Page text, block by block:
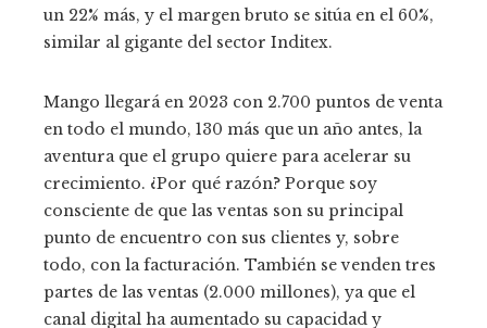
un 22% más, y el margen bruto se sitúa en el 60%,
similar al gigante del sector Inditex.
Mango llegará en 2023 con 2.700 puntos de venta
en todo el mundo, 130 más que un año antes, la
aventura que el grupo quiere para acelerar su
crecimiento. ¿Por qué razón? Porque soy
consciente de que las ventas son su principal
punto de encuentro con sus clientes y, sobre
todo, con la facturación. También se venden tres
partes de las ventas (2.000 millones), ya que el
canal digital ha aumentado su capacidad y